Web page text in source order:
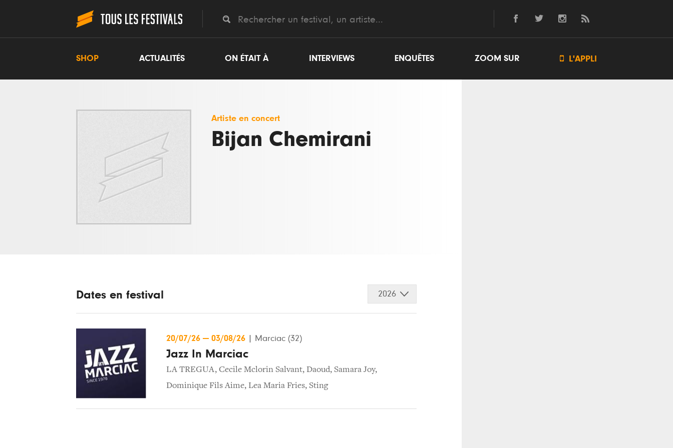
SHOP ACTUALITÉS ON ÉTAIT À INTERVIEWS ENQUÊTES ZOOM SUR  L'APPLI
Artiste en concert
Bijan Chemirani
Dates en festival 2026
20/07/26 — 03/08/26 Marciac (32)
Jazz In Marciac
LA TREGUA, Cecile Mclorin Salvant, Daoud, Samara Joy,
Dominique Fils Aime, Lea Maria Fries, Sting